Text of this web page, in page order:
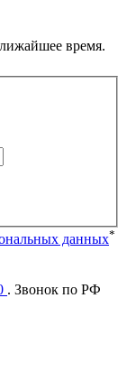
время.
данных*
. Звонок по РФ